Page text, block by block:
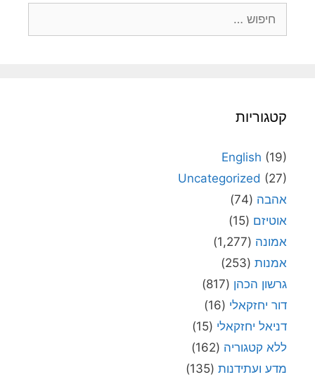
קטגוריות
English (19)
Uncategorized (27)
אהבה (74)
אוטיזם (15)
אמונה (1,277)
אמנות (253)
גרשון הכהן (817)
דור יחזקאלי (16)
דניאל יחזקאלי (15)
ללא קטגוריה (162)
מדע ועתידנות (135)